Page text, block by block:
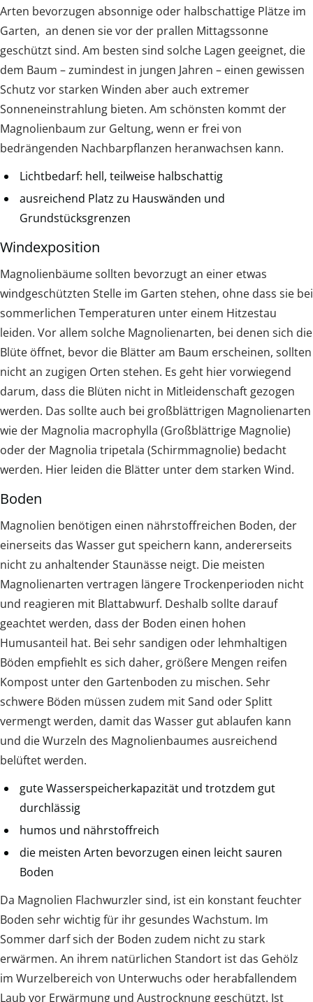
Arten bevorzugen absonnige oder halbschattige Plätze im
Garten, an denen sie vor der prallen Mittagssonne
geschützt sind. Am besten sind solche Lagen geeignet, die
dem Baum – zumindest in jungen Jahren – einen gewissen
Schutz vor starken Winden aber auch extremer
Sonneneinstrahlung bieten. Am schönsten kommt der
Magnolienbaum zur Geltung, wenn er frei von
bedrängenden Nachbarpflanzen heranwachsen kann.
Lichtbedarf: hell, teilweise halbschattig
ausreichend Platz zu Hauswänden und
Grundstücksgrenzen
Windexposition
Magnolienbäume sollten bevorzugt an einer etwas
windgeschützten Stelle im Garten stehen, ohne dass sie bei
sommerlichen Temperaturen unter einem Hitzestau
leiden. Vor allem solche Magnolienarten, bei denen sich die
Blüte öffnet, bevor die Blätter am Baum erscheinen, sollten
nicht an zugigen Orten stehen. Es geht hier vorwiegend
darum, dass die Blüten nicht in Mitleidenschaft gezogen
werden. Das sollte auch bei großblättrigen Magnolienarten
wie der Magnolia macrophylla (Großblättrige Magnolie)
oder der Magnolia tripetala (Schirmmagnolie) bedacht
werden. Hier leiden die Blätter unter dem starken Wind.
Boden
Magnolien benötigen einen nährstoffreichen Boden, der
einerseits das Wasser gut speichern kann, andererseits
nicht zu anhaltender Staunässe neigt. Die meisten
Magnolienarten vertragen längere Trockenperioden nicht
und reagieren mit Blattabwurf. Deshalb sollte darauf
geachtet werden, dass der Boden einen hohen
Humusanteil hat. Bei sehr sandigen oder lehmhaltigen
Böden empfiehlt es sich daher, größere Mengen reifen
Kompost unter den Gartenboden zu mischen. Sehr
schwere Böden müssen zudem mit Sand oder Splitt
vermengt werden, damit das Wasser gut ablaufen kann
und die Wurzeln des Magnolienbaumes ausreichend
belüftet werden.
gute Wasserspeicherkapazität und trotzdem gut
durchlässig
humos und nährstoffreich
die meisten Arten bevorzugen einen leicht sauren
Boden
Da Magnolien Flachwurzler sind, ist ein konstant feuchter
Boden sehr wichtig für ihr gesundes Wachstum. Im
Sommer darf sich der Boden zudem nicht zu stark
erwärmen. An ihrem natürlichen Standort ist das Gehölz
im Wurzelbereich von Unterwuchs oder herabfallendem
Laub vor Erwärmung und Austrocknung geschützt. Ist